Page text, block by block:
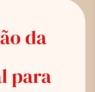
da
para